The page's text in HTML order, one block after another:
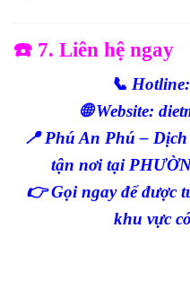
☎️ 7. Liên hệ ngay
📞
🌐 Website:
📍 Phú An Phú –
tận nơi tại
👉 Gọi ngay để được
khu vực